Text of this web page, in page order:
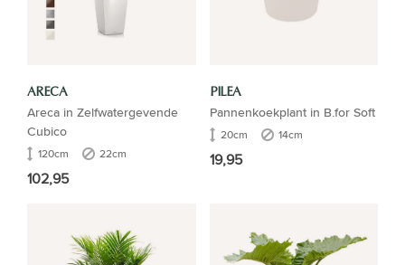
ARECA
Areca in Zelfwatergevende
Cubico
120cm 22cm
102,95
PILEA
Pannenkoekplant in B.for Soft
20cm 14cm
19,95